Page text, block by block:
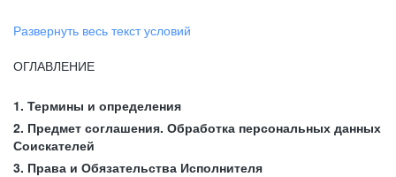
Развернуть весь текст условий
ОГЛАВЛЕНИЕ
1. Термины и определения
2. Предмет соглашения. Обработка персональных данных
Соискателей
3. Права и Обязательства Исполнителя